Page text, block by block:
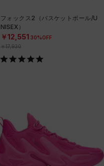
フォックス2（バスケットボール/U
NISEX）
￥12,551 30%OFF
￥17,930